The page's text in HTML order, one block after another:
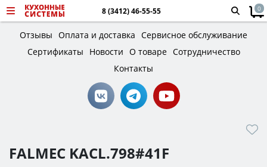
8 (3412) 46-55-55 0
Отзывы Оплата и доставка Сервисное обслуживание
Сертификаты
Новости О товаре Сотрудничество
Контакты
FALMEC KACL.798#41F